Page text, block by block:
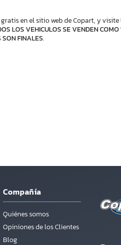
en el sitio web de Copart, y
LOS VEHICULOS SE VENDEN
FINALES.
Compañía
Quiénes somos
Opiniones de los Clientes
Blog